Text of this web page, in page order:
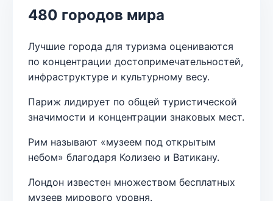
480 городов мира
Лучшие города для туризма оцениваются
по концентрации достопримечательностей,
инфраструктуре и культурному весу.
Париж лидирует по общей туристической
значимости и концентрации знаковых мест.
Рим называют «музеем под открытым
небом» благодаря Колизею и Ватикану.
Лондон известен множеством бесплатных
музеев мирового уровня.